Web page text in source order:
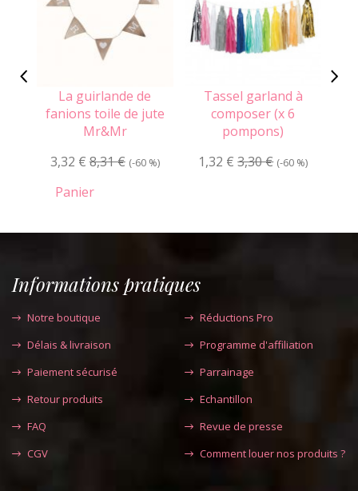
La guirlande de
fanions toile de jute
Mr&Mr
3,32 € 8,31 € (-60 %)
Panier
Tassel garland à
composer (x 6
pompons)
1,32 € 3,30 € (-60 %)
Informations pratiques
Notre boutique
Délais & livraison
Paiement sécurisé
Retour produits
FAQ
CGV
Réductions Pro
Programme d'affiliation
Parrainage
Echantillon
Revue de presse
Comment louer nos produits ?